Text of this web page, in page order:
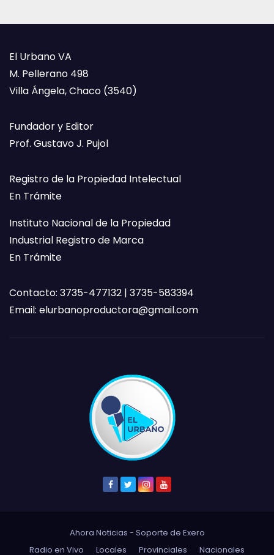
El Urbano VA
M. Pellerano 498
Villa Ángela, Chaco (3540)
Fundador y Editor
Prof. Gustavo J. Pujol
Registro de la Propiedad Intelectual
En Trámite
Instituto Nacional de la Propiedad
Industrial Registro de Marca
En Trámite
Contacto: 3735-477132 | 3735-583394
Email: elurbanoproductora@gmail.com
Ahora Noticias - Soporte de Exero
Radio en Vivo
Locales Provinciales Nacionales